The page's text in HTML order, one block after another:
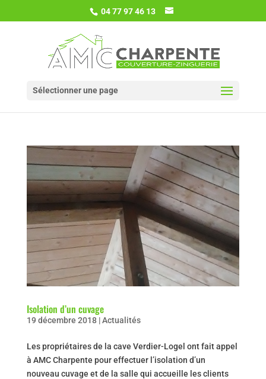
04 77 97 46 13
Sélectionner une page
Isolation d’un cuvage
19 décembre 2018|Actualités
Les propriétaires de la cave Verdier-Logel ont fait appel
à AMC Charpente pour effectuer l’isolation d’un
nouveau cuvage et de la salle qui accueille les clients